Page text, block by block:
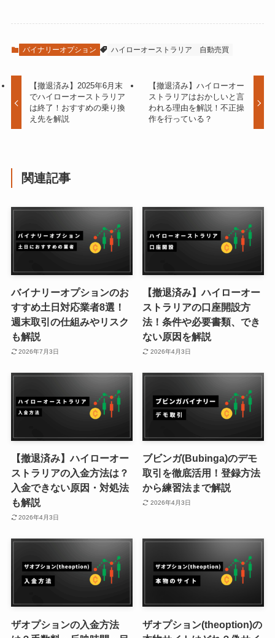
バイナリーオプション ハイローオーストラリア 自動売買
【撤退済み】2025年6月末
でハイローオーストラリア
は終了！おすすめの乗り換
え先を解説
【撤退済み】ハイローオー
ストラリアはおかしいと言
われる理由を解説！不正操
作を行っている？
関連記事
バイナリーオプションのお
すすめ土日対応業者8選！
週末取引の仕組みやリスク
も解説
2026年7月3日
【撤退済み】ハイローオー
ストラリアの口座開設方
法！条件や必要書類、でき
ない原因を解説
2026年4月3日
【撤退済み】ハイローオー
ストラリアの入金方法は？
入金できない原因・対処法
も解説
2026年4月3日
ブビンガ(Bubinga)のデモ
取引を徹底活用！登録方法
から練習法まで解説
2026年4月3日
ザオプションの入金方法
ザオプション(theoption)の